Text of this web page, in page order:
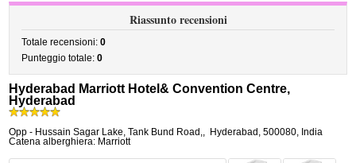
Riassunto recensioni
Totale recensioni:0
Punteggio totale:0
Hyderabad Marriott Hotel& Convention Centre,
Hyderabad
Opp - Hussain Sagar Lake, Tank Bund Road,, Hyderabad ,500080, India
Catena alberghiera: Marriott